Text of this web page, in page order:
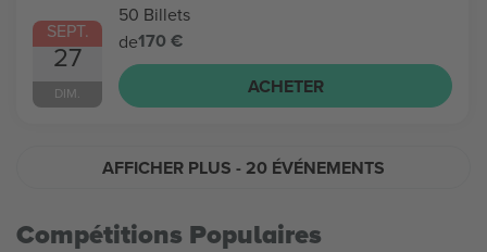
SEPT.
27
DIM.
50 Billets
de170 €
ACHETER
AFFICHER PLUS - 20 ÉVÉNEMENTS
Compétitions Populaires